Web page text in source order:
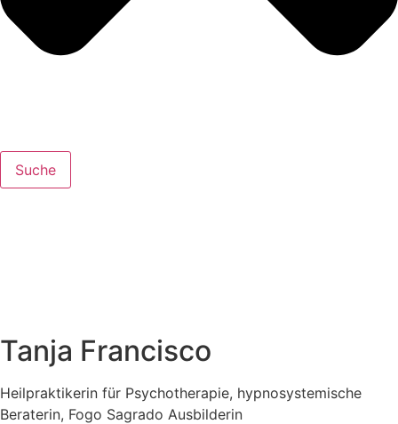
Suche
Tanja Francisco
Heil­prak­ti­ke­rin für Psy­cho­the­ra­pie, hyp­no­sys­te­mi­sche
Bera­te­rin, Fogo Sagra­do Ausbilderin